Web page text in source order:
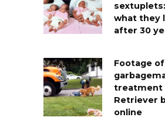
what they
after 30
Footage of
treatment
Retriever
online